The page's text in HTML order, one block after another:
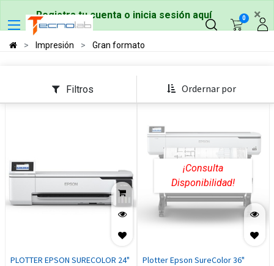
Registra tu cuenta o inicia sesión aquí ×
0
Impresión Gran formato
Filtros Ordernar por
PLOTTER EPSON SURECOLOR 24"
¡Consulta
Disponibilidad!
Plotter Epson SureColor 36"